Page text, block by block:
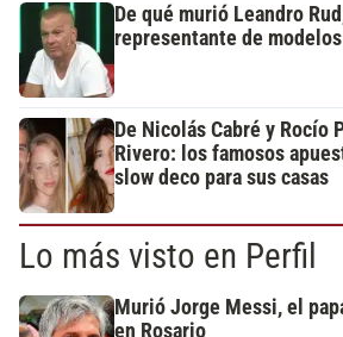
De qué murió Leandro
representante de modelos
De Nicolás Cabré y Rocío
Rivero: los famosos
slow deco para sus casas
Lo más visto en Perfil
Murió Jorge Messi, el
en Rosario